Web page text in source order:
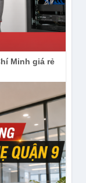
năng này
hoặc ứng
báo
lượng lưu trữ.
Minh giá rẻ